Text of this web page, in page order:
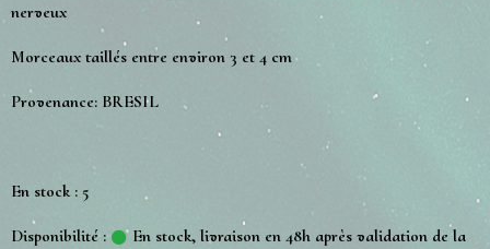
nerveux
Morceaux taillés entre environ 3 et 4 cm
Provenance: BRESIL
En stock : 5
Disponibilité :
En stock, livraison en 48h après validation de la